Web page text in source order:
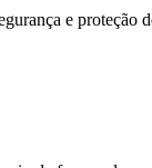
e proteção